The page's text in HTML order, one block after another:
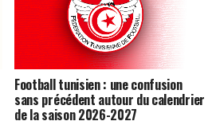
Football tunisien : une confusion
sans précédent autour du calendrier
de la saison 2026-2027